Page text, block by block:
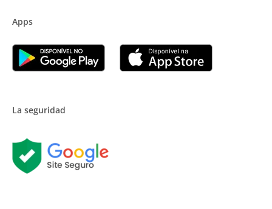
Apps
La seguridad